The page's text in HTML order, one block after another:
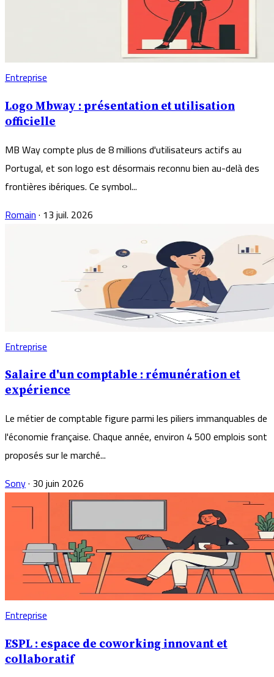
Entreprise
Logo Mbway : présentation et utilisation
officielle
MB Way compte plus de 8 millions d'utilisateurs actifs au
Portugal, et son logo est désormais reconnu bien au-delà des
frontières ibériques. Ce symbol...
Romain· 13 juil. 2026
Entreprise
Salaire d'un comptable : rémunération et
expérience
Le métier de comptable figure parmi les piliers immanquables de
l'économie française. Chaque année, environ 4 500 emplois sont
proposés sur le marché...
Sony· 30 juin 2026
Entreprise
ESPL : espace de coworking innovant et
collaboratif